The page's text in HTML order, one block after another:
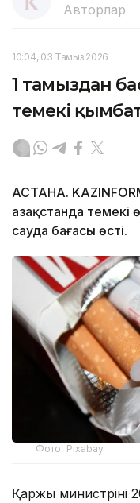
Авторлар
10:04, 03 Тамыз 2026
1 тамыздан
темекі
АСТАНА.
Қазақстанда темекі
сауда бағасы өсті.
Фото: Pixabay
Қаржы министрінің